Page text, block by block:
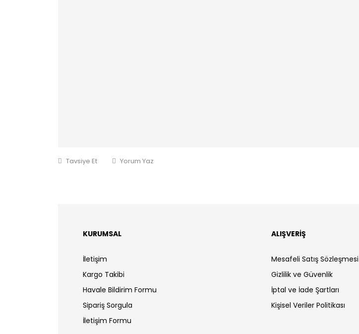
Tavsiye Et Yorum Yaz
KURUMSAL
İletişim
Kargo Takibi
Havale Bildirim Formu
Sipariş Sorgula
İletişim Formu
ALIŞVERİŞ
Mesafeli Satış Sözleşmesi
Gizlilik ve Güvenlik
İptal ve İade Şartları
Kişisel Veriler Politikası